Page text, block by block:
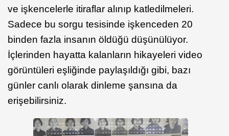
ve işkencelerle itiraflar alınıp katledilmeleri.
Sadece bu sorgu tesisinde işkenceden 20
binden fazla insanın öldüğü düşünülüyor.
İçlerinden hayatta kalanların hikayeleri video
görüntüleri eşliğinde paylaşıldığı gibi, bazı
günler canlı olarak dinleme şansına da
erişebilirsiniz.